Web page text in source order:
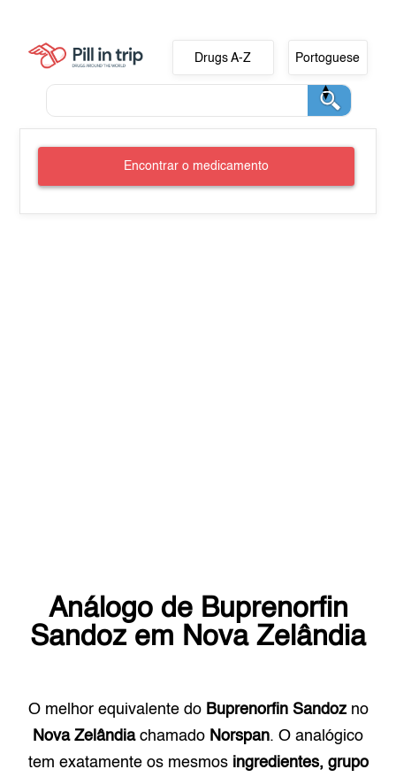
Drugs A-Z Portoguese
Encontrar o medicamento
Análogo de Buprenorfin
Sandozem Nova Zelândia
O melhor equivalente do Buprenorfin Sandozno
Nova Zelândiachamado Norspan. O analógico
tem exatamente os mesmos ingredientes, grupo